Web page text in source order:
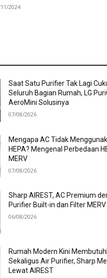
2024
Saat Satu Purifier Tak Lagi
Seluruh Bagian Rumah, LG
AeroMini Solusinya
07/08/2026
Mengapa AC Tidak
HEPA? Mengenal Perbedaan
MERV
07/08/2026
Sharp AIREST, AC Premium
Purifier Built-in dan Filter
06/08/2026
Rumah Modern Kini
Sekaligus Air Purifier, Sharp
Lewat AIREST